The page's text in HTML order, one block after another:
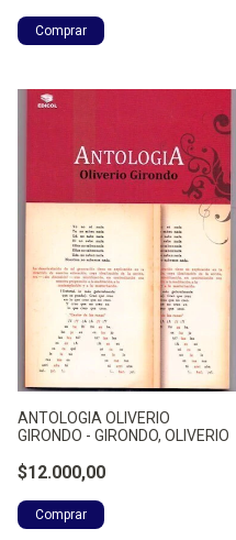
ANTOLOGIA OLIVERIO
GIRONDO - GIRONDO, OLIVERIO
$12.000,00